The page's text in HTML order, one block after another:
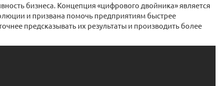
бизнеса. Концепция «цифрового двойника» является
и призвана помочь предприятиям быстрее
предсказывать их результаты и производить более